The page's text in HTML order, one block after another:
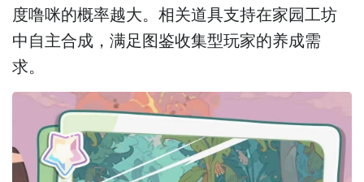
度噜咪的概率越大。相关道具支持在家园工坊
中自主合成，满足图鉴收集型玩家的养成需
求。